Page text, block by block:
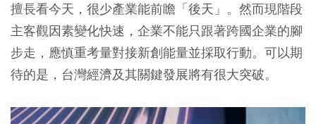
擅長看今天，很少產業能前瞻「後天」。然而現階段
主客觀因素變化快速，企業不能只跟著跨國企業的腳
步走，應慎重考量對接新創能量並採取行動。可以期
待的是，台灣經濟及其關鍵發展將有很大突破。